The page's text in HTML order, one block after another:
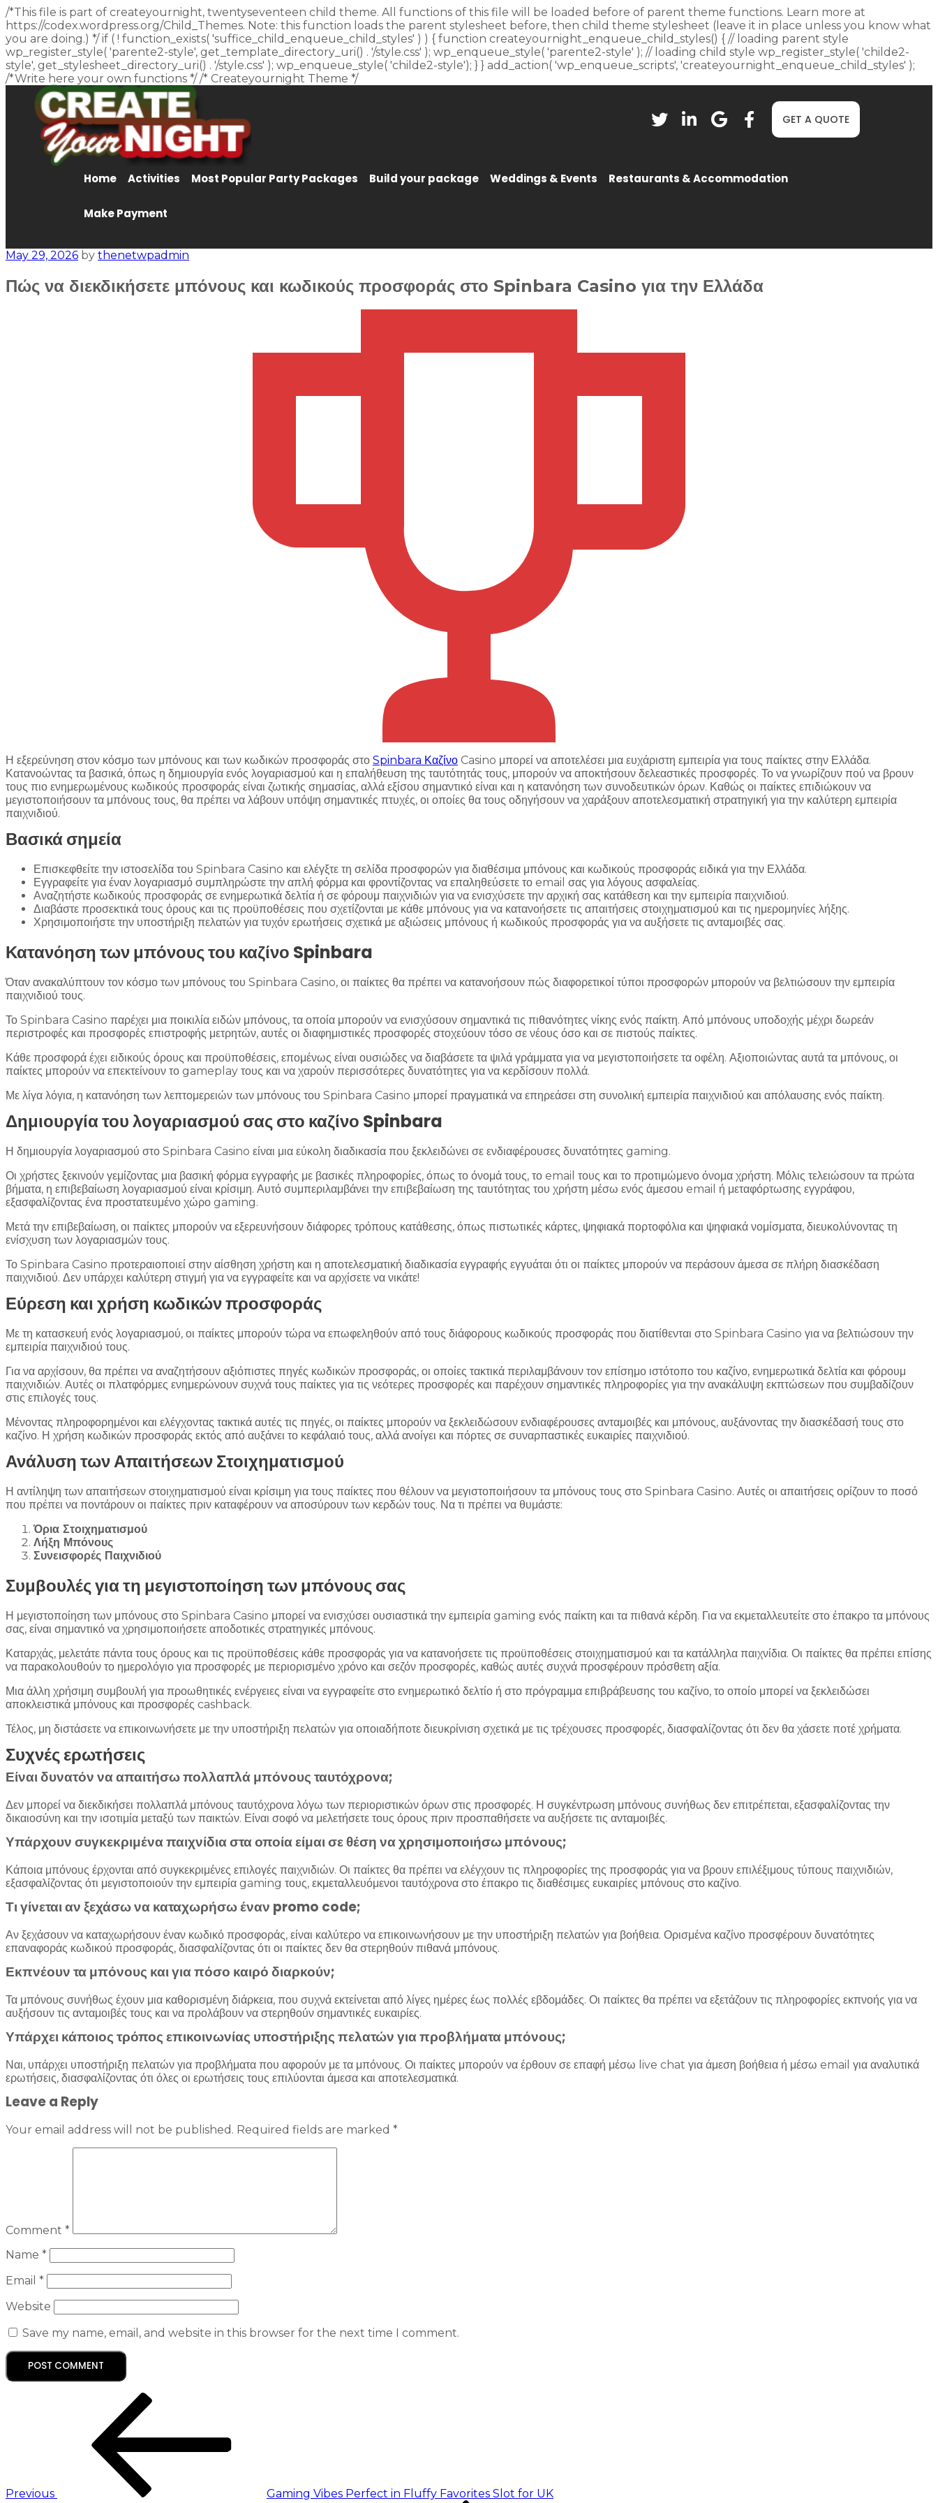
/*This file is part of createyournight, twentyseventeen child theme. All functions of this file will be loaded before of parent theme functions. Learn more at
https://codex.wordpress.org/Child_Themes. Note: this function loads the parent stylesheet before, then child theme stylesheet (leave it in place unless you know what
you are doing.) */ if ( ! function_exists( 'suffice_child_enqueue_child_styles' ) ) { function createyournight_enqueue_child_styles() { // loading parent style
wp_register_style( 'parente2-style', get_template_directory_uri() . '/style.css' ); wp_enqueue_style( 'parente2-style' ); // loading child style wp_register_style( 'childe2-
style', get_stylesheet_directory_uri() . '/style.css' ); wp_enqueue_style( 'childe2-style'); } } add_action( 'wp_enqueue_scripts', 'createyournight_enqueue_child_styles' );
/*Write here your own functions */ /* Createyournight Theme */
GET A QUOTE
Home Activities Most Popular Party Packages Build your package Weddings & Events Restaurants & Accommodation
Make Payment
May 29, 2026 by thenetwpadmin
Πώς να διεκδικήσετε μπόνους και κωδικούς προσφοράς στο Spinbara Casino για την Ελλάδα
Η εξερεύνηση στον κόσμο των μπόνους και των κωδικών προσφοράς στο Spinbara Καζίνο Casino μπορεί να αποτελέσει μια ευχάριστη εμπειρία για τους παίκτες στην Ελλάδα.
Κατανοώντας τα βασικά, όπως η δημιουργία ενός λογαριασμού και η επαλήθευση της ταυτότητάς τους, μπορούν να αποκτήσουν δελεαστικές προσφορές. Το να γνωρίζουν πού να βρουν
τους πιο ενημερωμένους κωδικούς προσφοράς είναι ζωτικής σημασίας, αλλά εξίσου σημαντικό είναι και η κατανόηση των συνοδευτικών όρων. Καθώς οι παίκτες επιδιώκουν να
μεγιστοποιήσουν τα μπόνους τους, θα πρέπει να λάβουν υπόψη σημαντικές πτυχές, οι οποίες θα τους οδηγήσουν να χαράξουν αποτελεσματική στρατηγική για την καλύτερη εμπειρία
παιχνιδιού.
Βασικά σημεία
Επισκεφθείτε την ιστοσελίδα του Spinbara Casino και ελέγξτε τη σελίδα προσφορών για διαθέσιμα μπόνους και κωδικούς προσφοράς ειδικά για την Ελλάδα.
Εγγραφείτε για έναν λογαριασμό συμπληρώστε την απλή φόρμα και φροντίζοντας να επαληθεύσετε το email σας για λόγους ασφαλείας.
Αναζητήστε κωδικούς προσφοράς σε ενημερωτικά δελτία ή σε φόρουμ παιχνιδιών για να ενισχύσετε την αρχική σας κατάθεση και την εμπειρία παιχνιδιού.
Διαβάστε προσεκτικά τους όρους και τις προϋποθέσεις που σχετίζονται με κάθε μπόνους για να κατανοήσετε τις απαιτήσεις στοιχηματισμού και τις ημερομηνίες λήξης.
Χρησιμοποιήστε την υποστήριξη πελατών για τυχόν ερωτήσεις σχετικά με αξιώσεις μπόνους ή κωδικούς προσφοράς για να αυξήσετε τις ανταμοιβές σας.
Κατανόηση των μπόνους του καζίνο Spinbara
Όταν ανακαλύπτουν τον κόσμο των μπόνους του Spinbara Casino, οι παίκτες θα πρέπει να κατανοήσουν πώς διαφορετικοί τύποι προσφορών μπορούν να βελτιώσουν την εμπειρία
παιχνιδιού τους.
Το Spinbara Casino παρέχει μια ποικιλία ειδών μπόνους, τα οποία μπορούν να ενισχύσουν σημαντικά τις πιθανότητες νίκης ενός παίκτη. Από μπόνους υποδοχής μέχρι δωρεάν
περιστροφές και προσφορές επιστροφής μετρητών, αυτές οι διαφημιστικές προσφορές στοχεύουν τόσο σε νέους όσο και σε πιστούς παίκτες.
Κάθε προσφορά έχει ειδικούς όρους και προϋποθέσεις, επομένως είναι ουσιώδες να διαβάσετε τα ψιλά γράμματα για να μεγιστοποιήσετε τα οφέλη. Αξιοποιώντας αυτά τα μπόνους, οι
παίκτες μπορούν να επεκτείνουν το gameplay τους και να χαρούν περισσότερες δυνατότητες για να κερδίσουν πολλά.
Με λίγα λόγια, η κατανόηση των λεπτομερειών των μπόνους του Spinbara Casino μπορεί πραγματικά να επηρεάσει στη συνολική εμπειρία παιχνιδιού και απόλαυσης ενός παίκτη.
Δημιουργία του λογαριασμού σας στο καζίνο Spinbara
Η δημιουργία λογαριασμού στο Spinbara Casino είναι μια εύκολη διαδικασία που ξεκλειδώνει σε ενδιαφέρουσες δυνατότητες gaming.
Οι χρήστες ξεκινούν γεμίζοντας μια βασική φόρμα εγγραφής με βασικές πληροφορίες, όπως το όνομά τους, το email τους και το προτιμώμενο όνομα χρήστη. Μόλις τελειώσουν τα πρώτα
βήματα, η επιβεβαίωση λογαριασμού είναι κρίσιμη. Αυτό συμπεριλαμβάνει την επιβεβαίωση της ταυτότητας του χρήστη μέσω ενός άμεσου email ή μεταφόρτωσης εγγράφου,
εξασφαλίζοντας ένα προστατευμένο χώρο gaming.
Μετά την επιβεβαίωση, οι παίκτες μπορούν να εξερευνήσουν διάφορες τρόπους κατάθεσης, όπως πιστωτικές κάρτες, ψηφιακά πορτοφόλια και ψηφιακά νομίσματα, διευκολύνοντας τη
ενίσχυση των λογαριασμών τους.
Το Spinbara Casino προτεραιοποιεί στην αίσθηση χρήστη και η αποτελεσματική διαδικασία εγγραφής εγγυάται ότι οι παίκτες μπορούν να περάσουν άμεσα σε πλήρη διασκέδαση
παιχνιδιού. Δεν υπάρχει καλύτερη στιγμή για να εγγραφείτε και να αρχίσετε να νικάτε!
Εύρεση και χρήση κωδικών προσφοράς
Με τη κατασκευή ενός λογαριασμού, οι παίκτες μπορούν τώρα να επωφεληθούν από τους διάφορους κωδικούς προσφοράς που διατίθενται στο Spinbara Casino για να βελτιώσουν την
εμπειρία παιχνιδιού τους.
Για να αρχίσουν, θα πρέπει να αναζητήσουν αξιόπιστες πηγές κωδικών προσφοράς, οι οποίες τακτικά περιλαμβάνουν τον επίσημο ιστότοπο του καζίνο, ενημερωτικά δελτία και φόρουμ
παιχνιδιών. Αυτές οι πλατφόρμες ενημερώνουν συχνά τους παίκτες για τις νεότερες προσφορές και παρέχουν σημαντικές πληροφορίες για την ανακάλυψη εκπτώσεων που συμβαδίζουν
στις επιλογές τους.
Μένοντας πληροφορημένοι και ελέγχοντας τακτικά αυτές τις πηγές, οι παίκτες μπορούν να ξεκλειδώσουν ενδιαφέρουσες ανταμοιβές και μπόνους, αυξάνοντας την διασκέδασή τους στο
καζίνο. Η χρήση κωδικών προσφοράς εκτός από αυξάνει το κεφάλαιό τους, αλλά ανοίγει και πόρτες σε συναρπαστικές ευκαιρίες παιχνιδιού.
Ανάλυση των Απαιτήσεων Στοιχηματισμού
Η αντίληψη των απαιτήσεων στοιχηματισμού είναι κρίσιμη για τους παίκτες που θέλουν να μεγιστοποιήσουν τα μπόνους τους στο Spinbara Casino. Αυτές οι απαιτήσεις ορίζουν το ποσό
που πρέπει να ποντάρουν οι παίκτες πριν καταφέρουν να αποσύρουν των κερδών τους. Να τι πρέπει να θυμάστε:
Όρια Στοιχηματισμού
Λήξη Μπόνους
Συνεισφορές Παιχνιδιού
Συμβουλές για τη μεγιστοποίηση των μπόνους σας
Η μεγιστοποίηση των μπόνους στο Spinbara Casino μπορεί να ενισχύσει ουσιαστικά την εμπειρία gaming ενός παίκτη και τα πιθανά κέρδη. Για να εκμεταλλευτείτε στο έπακρο τα μπόνους
σας, είναι σημαντικό να χρησιμοποιήσετε αποδοτικές στρατηγικές μπόνους.
Καταρχάς, μελετάτε πάντα τους όρους και τις προϋποθέσεις κάθε προσφοράς για να κατανοήσετε τις προϋποθέσεις στοιχηματισμού και τα κατάλληλα παιχνίδια. Οι παίκτες θα πρέπει επίσης
να παρακολουθούν το ημερολόγιο για προσφορές με περιορισμένο χρόνο και σεζόν προσφορές, καθώς αυτές συχνά προσφέρουν πρόσθετη αξία.
Μια άλλη χρήσιμη συμβουλή για προωθητικές ενέργειες είναι να εγγραφείτε στο ενημερωτικό δελτίο ή στο πρόγραμμα επιβράβευσης του καζίνο, το οποίο μπορεί να ξεκλειδώσει
αποκλειστικά μπόνους και προσφορές cashback.
Τέλος, μη διστάσετε να επικοινωνήσετε με την υποστήριξη πελατών για οποιαδήποτε διευκρίνιση σχετικά με τις τρέχουσες προσφορές, διασφαλίζοντας ότι δεν θα χάσετε ποτέ χρήματα.
Συχνές ερωτήσεις
Είναι δυνατόν να απαιτήσω πολλαπλά μπόνους ταυτόχρονα;
Δεν μπορεί να διεκδικήσει πολλαπλά μπόνους ταυτόχρονα λόγω των περιοριστικών όρων στις προσφορές. Η συγκέντρωση μπόνους συνήθως δεν επιτρέπεται, εξασφαλίζοντας την
δικαιοσύνη και την ισοτιμία μεταξύ των παικτών. Είναι σοφό να μελετήσετε τους όρους πριν προσπαθήσετε να αυξήσετε τις ανταμοιβές.
Υπάρχουν συγκεκριμένα παιχνίδια στα οποία είμαι σε θέση να χρησιμοποιήσω μπόνους;
Κάποια μπόνους έρχονται από συγκεκριμένες επιλογές παιχνιδιών. Οι παίκτες θα πρέπει να ελέγχουν τις πληροφορίες της προσφοράς για να βρουν επιλέξιμους τύπους παιχνιδιών,
εξασφαλίζοντας ότι μεγιστοποιούν την εμπειρία gaming τους, εκμεταλλευόμενοι ταυτόχρονα στο έπακρο τις διαθέσιμες ευκαιρίες μπόνους στο καζίνο.
Τι γίνεται αν ξεχάσω να καταχωρήσω έναν promo code;
Αν ξεχάσουν να καταχωρήσουν έναν κωδικό προσφοράς, είναι καλύτερο να επικοινωνήσουν με την υποστήριξη πελατών για βοήθεια. Ορισμένα καζίνο προσφέρουν δυνατότητες
επαναφοράς κωδικού προσφοράς, διασφαλίζοντας ότι οι παίκτες δεν θα στερηθούν πιθανά μπόνους.
Εκπνέουν τα μπόνους και για πόσο καιρό διαρκούν;
Τα μπόνους συνήθως έχουν μια καθορισμένη διάρκεια, που συχνά εκτείνεται από λίγες ημέρες έως πολλές εβδομάδες. Οι παίκτες θα πρέπει να εξετάζουν τις πληροφορίες εκπνοής για να
αυξήσουν τις ανταμοιβές τους και να προλάβουν να στερηθούν σημαντικές ευκαιρίες.
Υπάρχει κάποιος τρόπος επικοινωνίας υποστήριξης πελατών για προβλήματα μπόνους;
Ναι, υπάρχει υποστήριξη πελατών για προβλήματα που αφορούν με τα μπόνους. Οι παίκτες μπορούν να έρθουν σε επαφή μέσω live chat για άμεση βοήθεια ή μέσω email για αναλυτικά
ερωτήσεις, διασφαλίζοντας ότι όλες οι ερωτήσεις τους επιλύονται άμεσα και αποτελεσματικά.
Leave a Reply
Your email address will not be published. Required fields are marked *
Comment *
Name *
Email *
Website
Save my name, email, and website in this browser for the next time I comment.
Previous Gaming Vibes Perfect in Fluffy Favorites Slot for UK